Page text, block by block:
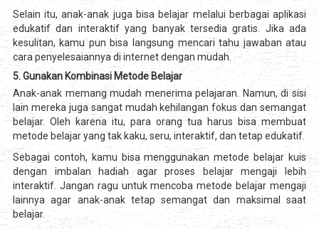
Selain itu, anak-anak juga bisa belajar melalui berbagai aplikasi
edukatif dan interaktif yang banyak tersedia gratis. Jika ada
kesulitan, kamu pun bisa langsung mencari tahu jawaban atau
cara penyelesaiannya di internet dengan mudah.
5. Gunakan Kombinasi Metode Belajar
Anak-anak memang mudah menerima pelajaran. Namun, di sisi
lain mereka juga sangat mudah kehilangan fokus dan semangat
belajar. Oleh karena itu, para orang tua harus bisa membuat
metode belajar yang tak kaku, seru, interaktif, dan tetap edukatif.
Sebagai contoh, kamu bisa menggunakan metode belajar kuis
dengan imbalan hadiah agar proses belajar mengaji lebih
interaktif. Jangan ragu untuk mencoba metode belajar mengaji
lainnya agar anak-anak tetap semangat dan maksimal saat
belajar.